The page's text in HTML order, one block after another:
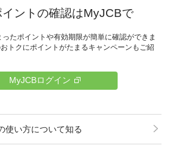
ントの確認はMyJCBで
たポイントや有効期限が簡単に確認ができま
トクにポイントがたまるキャンペーンもご紹
MyJCBログイン
使い方について知る